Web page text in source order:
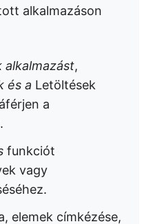
alkalmazáson
alkalmazást,
és a Letöltések
a
funkciót
vagy
elemek címkézése,